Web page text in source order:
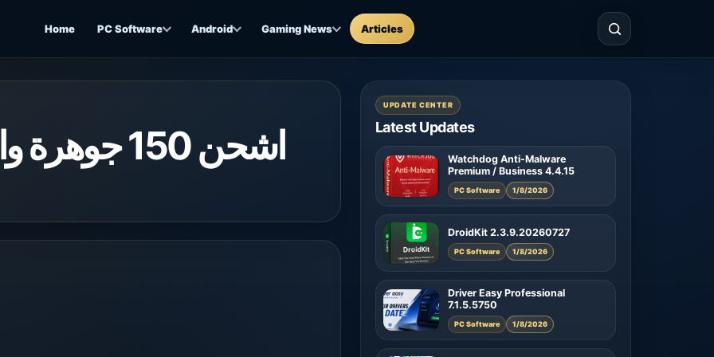
Home PC Software Android Gaming News Articles
اشحن 150
UPDATE CENTER
Latest Updates
Watchdog Anti-Malware
Premium / Business 4.4.15
PC Software 1/8/2026
DroidKit 2.3.9.20260727
PC Software 1/8/2026
Driver Easy Professional
7.1.5.5750
PC Software 1/8/2026